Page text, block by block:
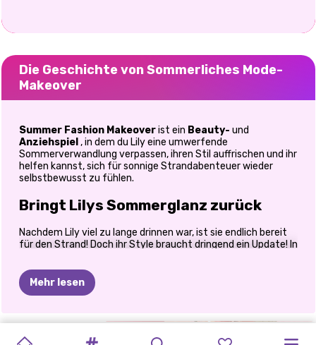
Die Geschichte von Sommerliches Mode-
Makeover
Summer Fashion Makeoverist ein Beauty- und
Anziehspiel , in dem du Lily eine umwerfende
Sommerverwandlung verpassen, ihren Stil auffrischen und ihr
helfen kannst, sich für sonnige Strandabenteuer wieder
selbstbewusst zu fühlen.
Bringt Lilys Sommerglanz zurück
Nachdem Lily viel zu lange drinnen war, ist sie endlich bereit
für den Strand! Doch ihr Style braucht dringend ein Update! In
müde und zerzaust in strahlend und fabelhaft – mit
entspannenden Beauty-Behandlungen, trendigen Outfits
und frischer Sommermode. Wenn du Makeover-Spiele liebst,
jeder Schritt von Lilys Verwandlung fühlt sich lohnend und
Mehr lesen
MARIENKÄFER-
BACK SKINFLUENCER
PRINZESSIN QUEENS BÖSEWICHT